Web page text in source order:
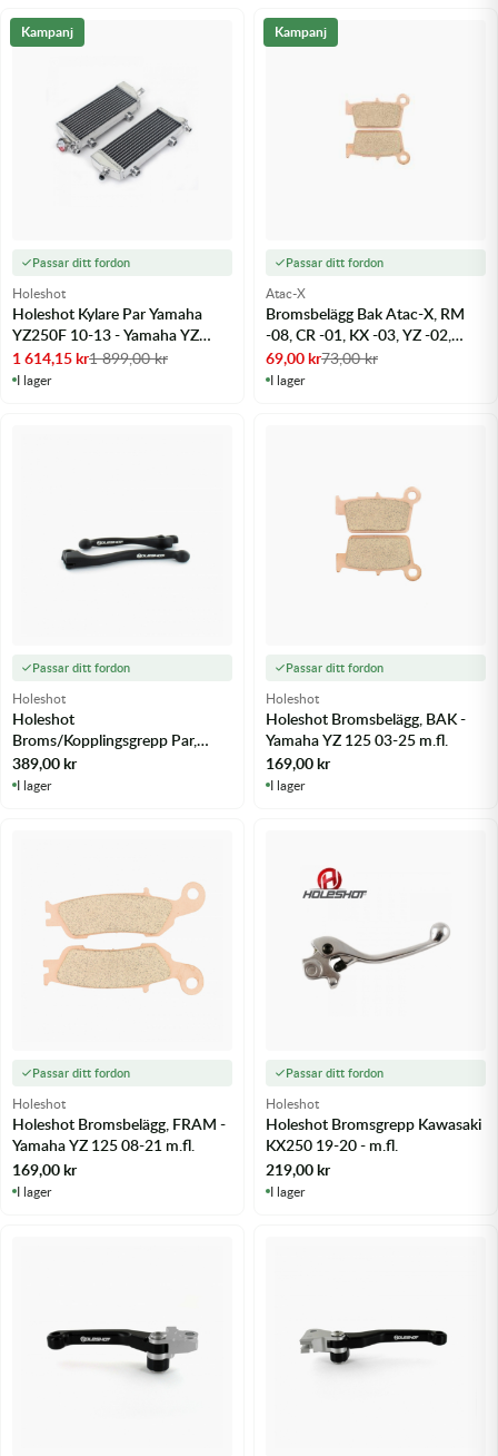
Kampanj
Passar ditt fordon
Holeshot
Holeshot Kylare Par Yamaha
YZ250F 10-13 - Yamaha YZ
250F 10-13
1 614,15kr1 899,00kr
I lager
Kampanj
Passar ditt fordon
Atac-X
Bromsbelägg Bak Atac-X, RM
-08, CR -01, KX -03, YZ -02,
GasGas -09 - m.fl.
69,00kr73,00kr
I lager
Passar ditt fordon
Holeshot
Holeshot
Broms/Kopplingsgrepp Par,
Svart Yamaha YZ450F 09-25 -
m.fl.
389,00kr
I lager
Passar ditt fordon
Holeshot
Holeshot Bromsbelägg, BAK -
Yamaha YZ 125 03-25 m.fl.
169,00kr
I lager
Passar ditt fordon
Holeshot
Holeshot Bromsbelägg, FRAM -
Yamaha YZ 125 08-21 m.fl.
169,00kr
I lager
Passar ditt fordon
Holeshot
Holeshot Bromsgrepp Kawasaki
KX250 19-20 - m.fl.
219,00kr
I lager